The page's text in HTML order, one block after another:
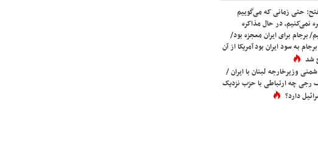
حتی زمانی که می‌گوییم
نمی‌کنیم، در حال مذاکره
برجام برای ایران معجزه بود/
به سود ایران بود آمریکا از آن
شد
وزیرخارجه لبنان با ایران /
رجی چه ارتباطی با حزب نزدیک
دارد؟